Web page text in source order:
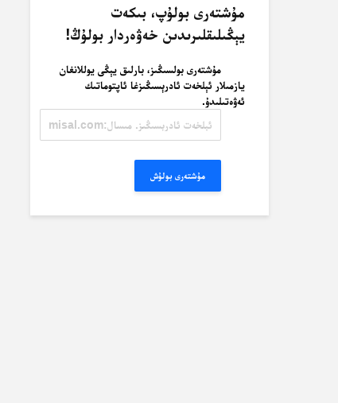
مۇشتەرى بولۇپ، بىكەت
يېڭىلىقلىرىدىن خەۋەردار بولۇڭ!
مۇشتەرى بولسىڭىز، بارلىق يېڭى يوللانغان
يازمىلار ئېلخەت ئادرېسىڭىزغا ئاپتوماتىك
ئەۋەتىلىدۇ.
ئادرېسىڭىز.
مۇشتەرى بولۇش